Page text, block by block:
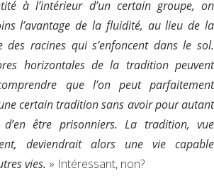
à l’intérieur d’un certain groupe, on
l’avantage de la fluidité, au lieu de la
des racines qui s’enfoncent dans le sol.
horizontales de la tradition peuvent
que l’on peut parfaitement
certain tradition sans avoir pour autant
être prisonniers. La tradition, vue
deviendrait alors une vie capable
vies. » Intéressant, non?